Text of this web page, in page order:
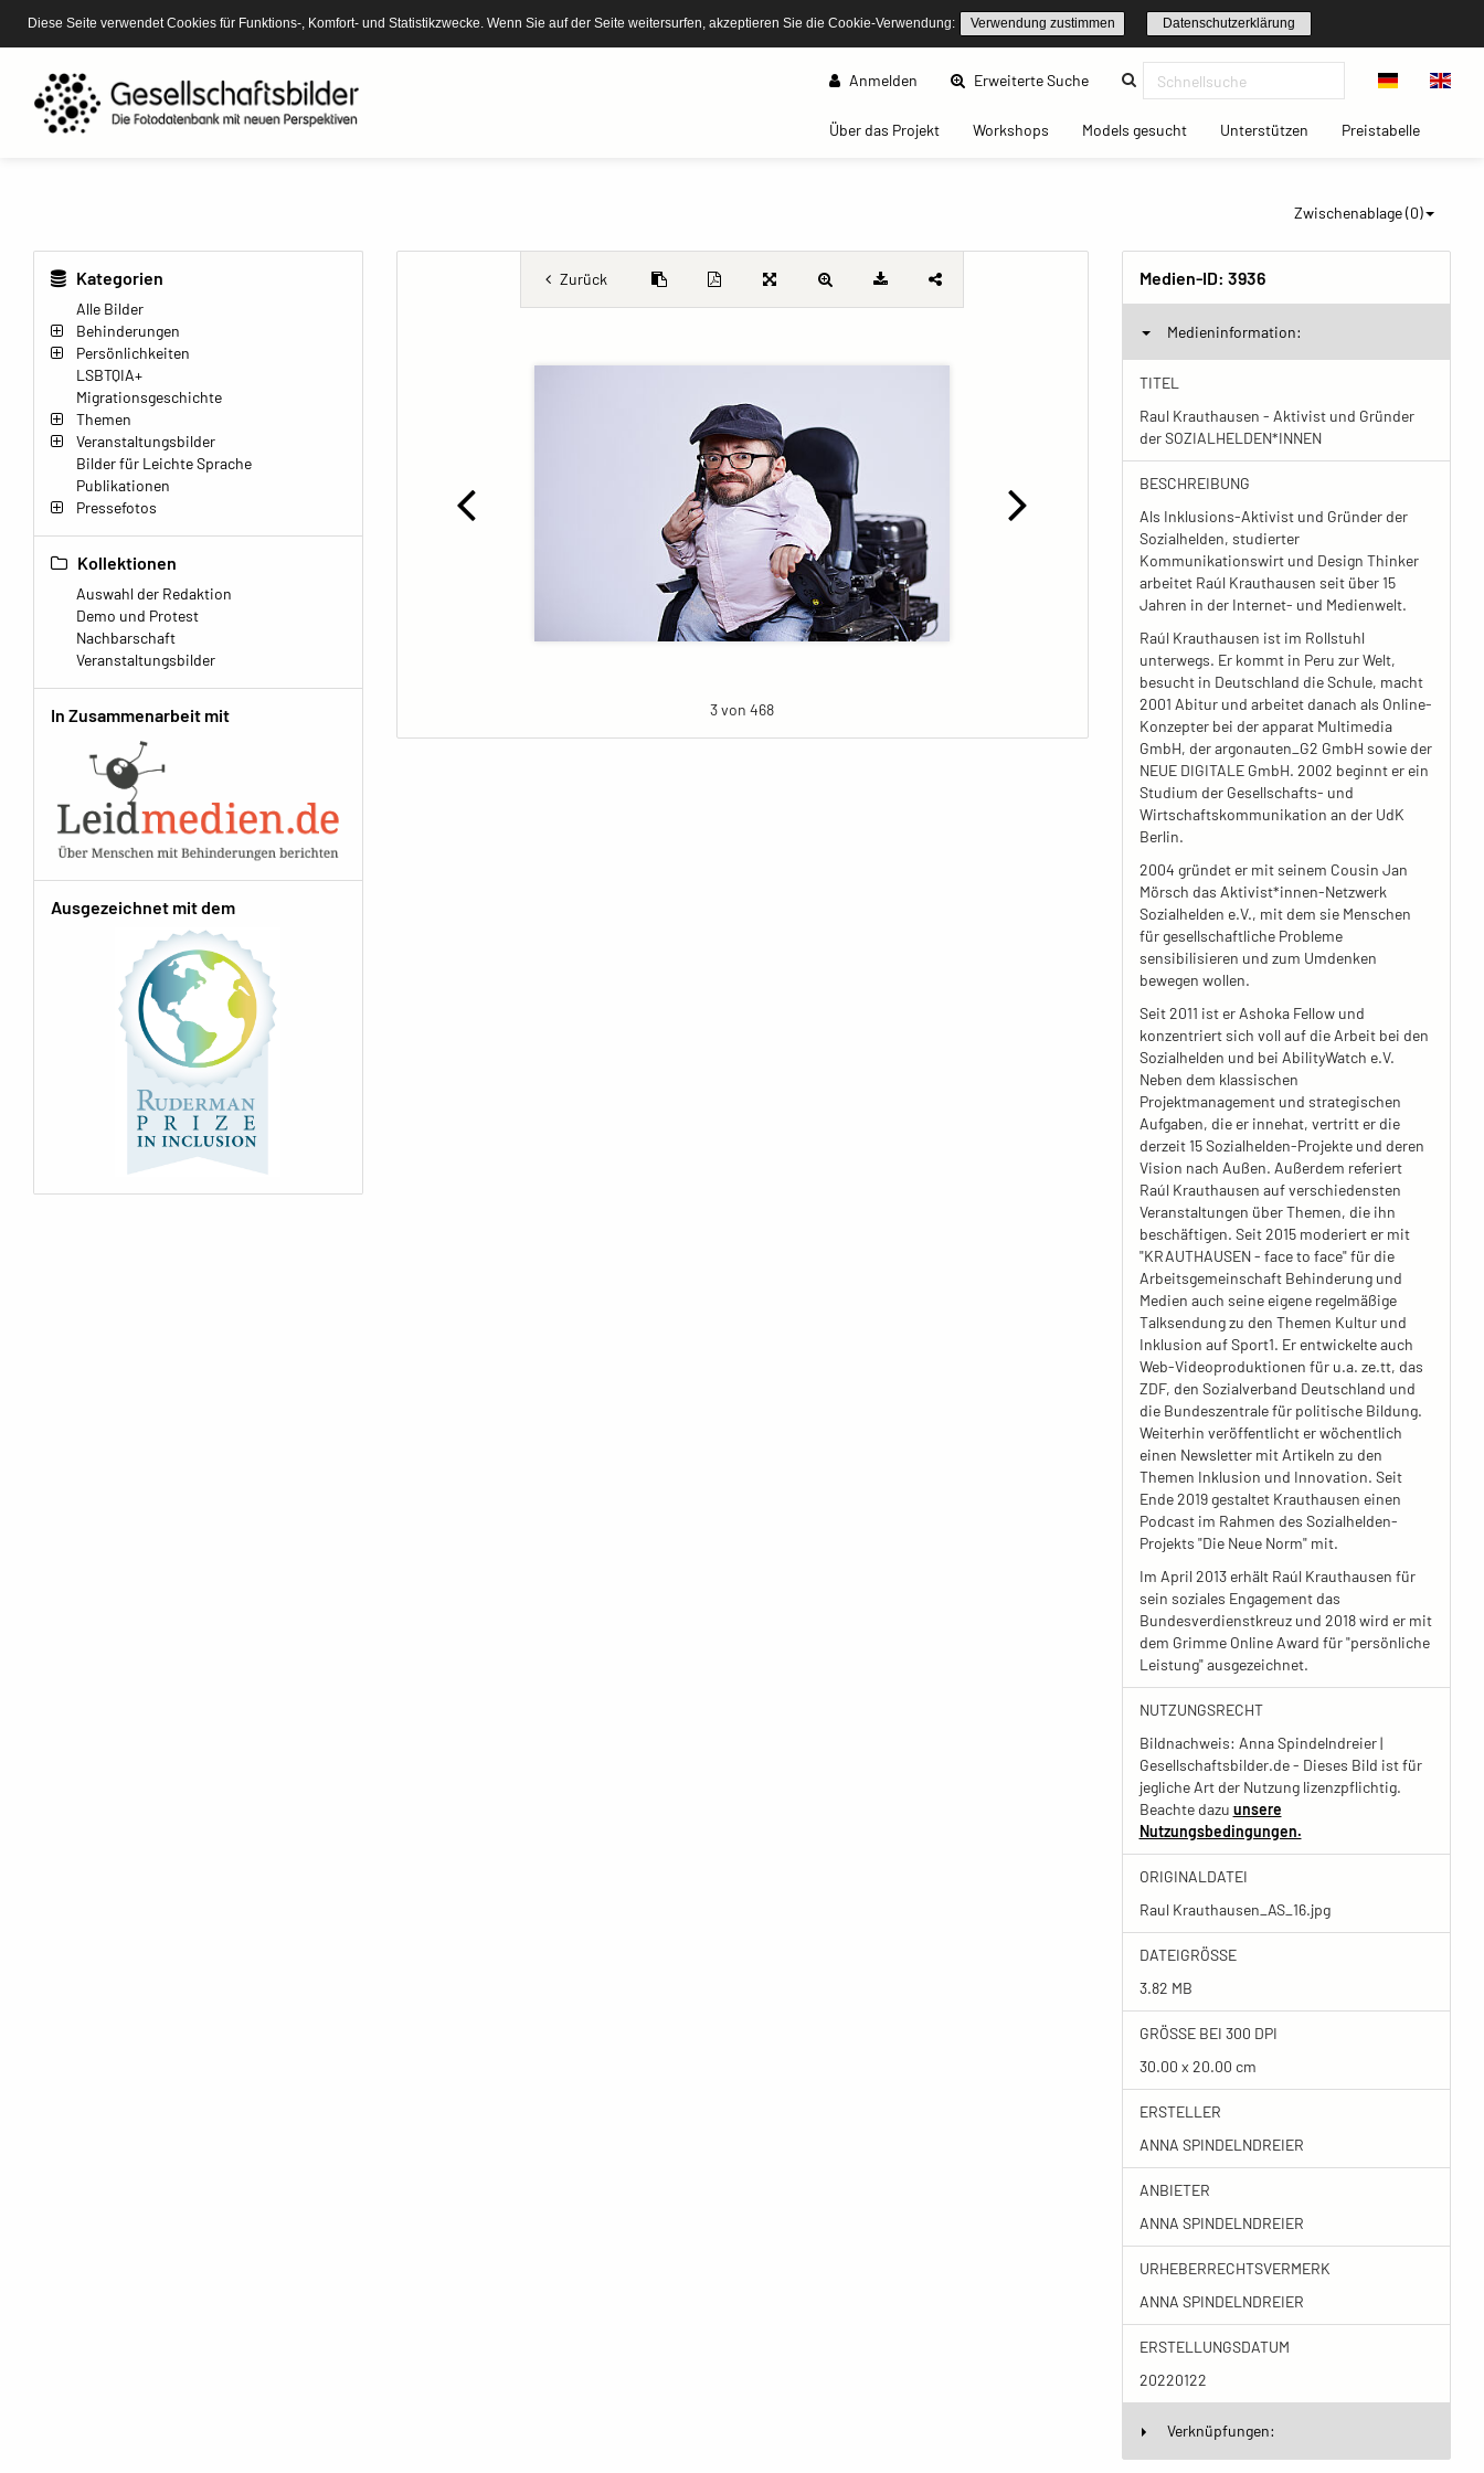
Diese Seite verwendet Cookies für Funktions-, Komfort- und Statistikzwecke. Wenn Sie auf der Seite weitersurfen, akzeptieren Sie die Cookie-Verwendung: Verwendung zustimmen Datenschutzerklärung
Anmelden Erweiterte Suche(current)
Über das Projekt(current)Workshops(current)Models gesucht(current)Unterstützen(current)Preistabelle(current)
Zwischenablage (0)
Kategorien
Alle Bilder
Behinderungen
Persönlichkeiten
LSBTQIA+
Migrationsgeschichte
Themen
Veranstaltungsbilder
Bilder für Leichte Sprache
Publikationen
Pressefotos
Kollektionen
Auswahl der Redaktion
Demo und Protest
Nachbarschaft
Veranstaltungsbilder
In Zusammenarbeit mit
Ausgezeichnet mit dem
Zurück
3 von 468
Medien-ID: 3936
Medieninformation:
TITEL
Raul Krauthausen - Aktivist und Gründer
der SOZIALHELDEN*INNEN
BESCHREIBUNG
Als Inklusions-Aktivist und Gründer der
Sozialhelden, studierter
Kommunikationswirt und Design Thinker
arbeitet Raúl Krauthausen seit über 15
Jahren in der Internet- und Medienwelt.
Raúl Krauthausen ist im Rollstuhl
unterwegs. Er kommt in Peru zur Welt,
besucht in Deutschland die Schule, macht
2001 Abitur und arbeitet danach als Online-
Konzepter bei der apparat Multimedia
GmbH, der argonauten_G2 GmbH sowie der
NEUE DIGITALE GmbH. 2002 beginnt er ein
Studium der Gesellschafts- und
Wirtschaftskommunikation an der UdK
Berlin.
2004 gründet er mit seinem Cousin Jan
Mörsch das Aktivist*innen-Netzwerk
Sozialhelden e.V., mit dem sie Menschen
für gesellschaftliche Probleme
sensibilisieren und zum Umdenken
bewegen wollen.
Seit 2011 ist er Ashoka Fellow und
konzentriert sich voll auf die Arbeit bei den
Sozialhelden und bei AbilityWatch e.V.
Neben dem klassischen
Projektmanagement und strategischen
Aufgaben, die er innehat, vertritt er die
derzeit 15 Sozialhelden-Projekte und deren
Vision nach Außen. Außerdem referiert
Raúl Krauthausen auf verschiedensten
Veranstaltungen über Themen, die ihn
beschäftigen. Seit 2015 moderiert er mit
"KRAUTHAUSEN - face to face" für die
Arbeitsgemeinschaft Behinderung und
Medien auch seine eigene regelmäßige
Talksendung zu den Themen Kultur und
Inklusion auf Sport1. Er entwickelte auch
Web-Videoproduktionen für u.a. ze.tt, das
ZDF, den Sozialverband Deutschland und
die Bundeszentrale für politische Bildung.
Weiterhin veröffentlicht er wöchentlich
einen Newsletter mit Artikeln zu den
Themen Inklusion und Innovation. Seit
Ende 2019 gestaltet Krauthausen einen
Podcast im Rahmen des Sozialhelden-
Projekts "Die Neue Norm" mit.
Im April 2013 erhält Raúl Krauthausen für
sein soziales Engagement das
Bundesverdienstkreuz und 2018 wird er mit
dem Grimme Online Award für "persönliche
Leistung" ausgezeichnet.
NUTZUNGSRECHT
Bildnachweis: Anna Spindelndreier |
Gesellschaftsbilder.de - Dieses Bild ist für
jegliche Art der Nutzung lizenzpflichtig.
Beachte dazu unsere
Nutzungsbedingungen.
ORIGINALDATEI
Raul Krauthausen_AS_16.jpg
DATEIGRÖSSE
3.82 MB
GRÖSSE BEI 300 DPI
30.00 x 20.00 cm
ERSTELLER
ANNA SPINDELNDREIER
ANBIETER
ANNA SPINDELNDREIER
URHEBERRECHTSVERMERK
ANNA SPINDELNDREIER
ERSTELLUNGSDATUM
20220122
Verknüpfungen: